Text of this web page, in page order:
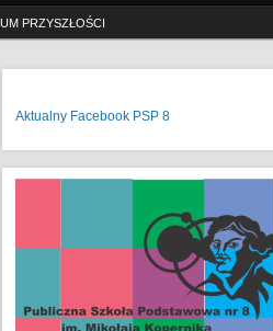
PRZYSZŁOŚCI
Aktualny Facebook PSP 8